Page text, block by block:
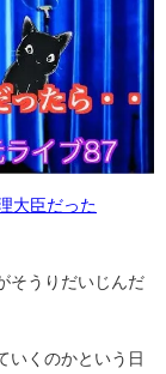
大臣だった
そうりだいじんだ
いくのかという日